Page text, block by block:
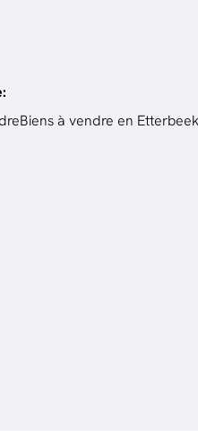
:
Biens à vendre en Etterbeek